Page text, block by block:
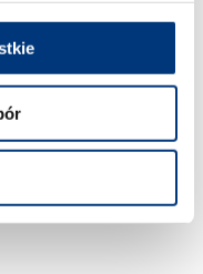
każdym
uruchomione
będą
projektu
na